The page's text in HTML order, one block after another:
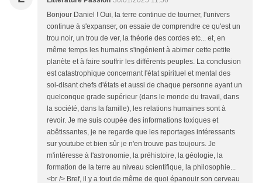
Bonjour Daniel ! Oui, la terre continue de tourner, l'univers
continue à s'expanser, on essaie de comprendre ce qu'est un
trou noir, un trou de ver, la théorie des cordes etc... et, en
même temps les humains s'ingénient à abimer cette petite
planète et à faire souffrir les différents peuples. La conclusion
est catastrophique concernant l'état spirituel et mental des
soi-disant chefs d'états et aussi de chaque personne ayant un
quelconque grade supérieur (dans le monde du travail, dans
la société, dans la famille), les relations humaines sont à
revoir. Je me suis coupée des informations toxiques et
abêtissantes, je ne regarde que les reportages intéressants
sur youtube et bien sûr je n'en trouve pas toujours. Je
m'intéresse à l'astronomie, la préhistoire, la géologie, la
formation de la terre au niveau scientifique, la philosophie...
<br /> Bref, il y a tout de même de quoi épanouir son cerveau